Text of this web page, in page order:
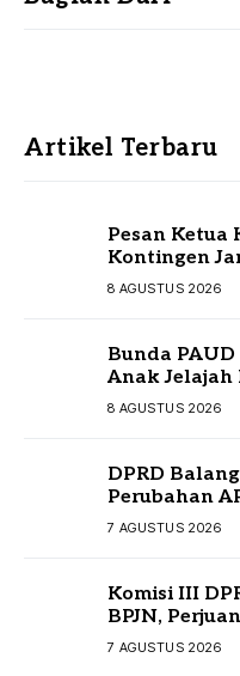
Artikel Terbaru
Pesan Ketua
Kontingen
8 AGUSTUS 2026
Bunda
Anak Jelajah
8 AGUSTUS 2026
DPRD
Perubahan
7 AGUSTUS 2026
Komisi III
BPJN,
Infrastruktur
7 AGUSTUS 2026